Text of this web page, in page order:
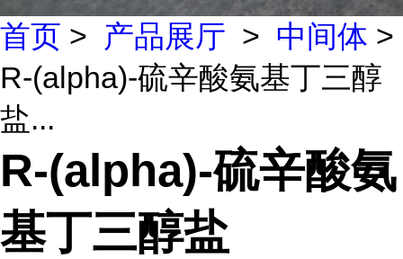
首页 > 产品展厅 > 中间体 >
R-(alpha)-硫辛酸氨基丁三醇
盐...
R-(alpha)-硫辛酸氨
基丁三醇盐